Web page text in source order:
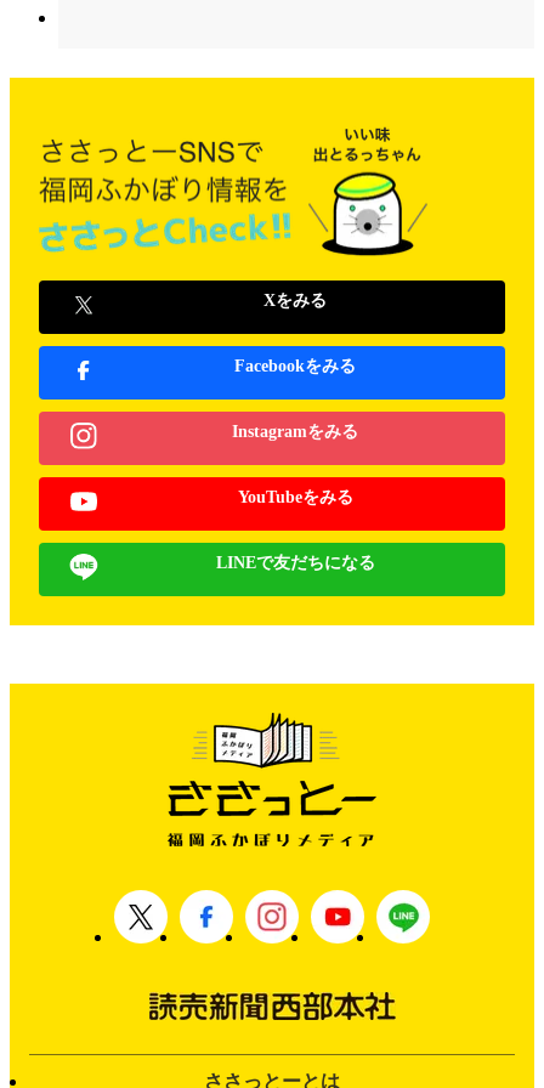
Xをみる
Facebookをみる
Instagramをみる
YouTubeをみる
LINEで友だちになる
ささっとーとは